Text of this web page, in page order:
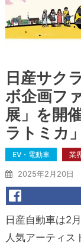
日産サク
ボ企画フ
展」を開
ラトミカ
EV・電動車 業
2025年2月20日
日産自動車は2
人気アーティス